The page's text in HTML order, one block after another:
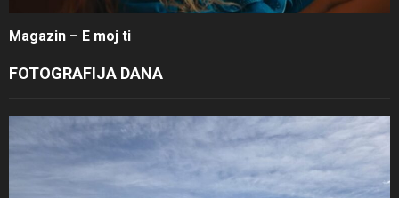
Magazin – E moj ti
FOTOGRAFIJA DANA